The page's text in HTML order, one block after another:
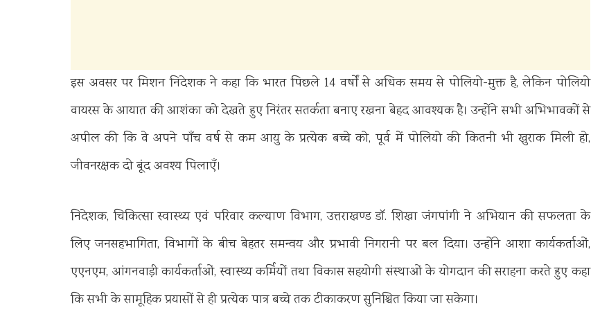
इस अवसर पर मिशन निदेशक ने कहा कि भारत पिछले 14 वर्षों से अधिक समय से पोलियो-मुक्त है, लेकिन पोलियो
वायरस के आयात की आशंका को देखते हुए निरंतर सतर्कता बनाए रखना बेहद आवश्यक है। उन्होंने सभी अभिभावकों से
अपील की कि वे अपने पाँच वर्ष से कम आयु के प्रत्येक बच्चे को, पूर्व में पोलियो की कितनी भी खुराक मिली हो,
जीवनरक्षक दो बूंद अवश्य पिलाएँ।
निदेशक, चिकित्सा स्वास्थ्य एवं परिवार कल्याण विभाग, उत्तराखण्ड डॉ. शिखा जंगपांगी ने अभियान की सफलता के
लिए जनसहभागिता, विभागों के बीच बेहतर समन्वय और प्रभावी निगरानी पर बल दिया। उन्होंने आशा कार्यकर्ताओं,
एएनएम, आंगनवाड़ी कार्यकर्ताओं, स्वास्थ्य कर्मियों तथा विकास सहयोगी संस्थाओं के योगदान की सराहना करते हुए कहा
कि सभी के सामूहिक प्रयासों से ही प्रत्येक पात्र बच्चे तक टीकाकरण सुनिश्चित किया जा सकेगा।